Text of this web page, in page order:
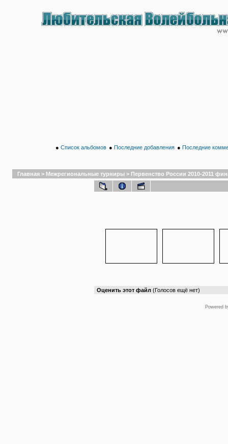
● Список альбомов ● Последние добавления ● Последние
Главная > Межрегиональные турниры > Первенство России 2010-2011
Оценить этот файл (Голосов ещё нет)
Powered